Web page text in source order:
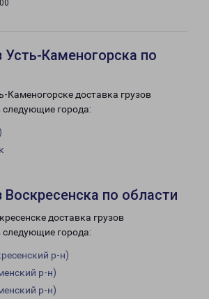
Усть-Каменогорска по
Каменогорске доставка грузов
следующие города:
Воскресенска по области
доставка грузов
следующие города:
р-н)
р-н)
р-н)